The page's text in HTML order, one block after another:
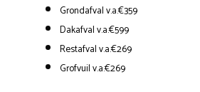
Grondafval v.a.€359
Dakafval v.a.€599
Restafval v.a.€269
Grofvuil v.a.€269